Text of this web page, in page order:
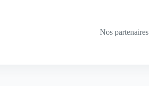
Nos partenaires